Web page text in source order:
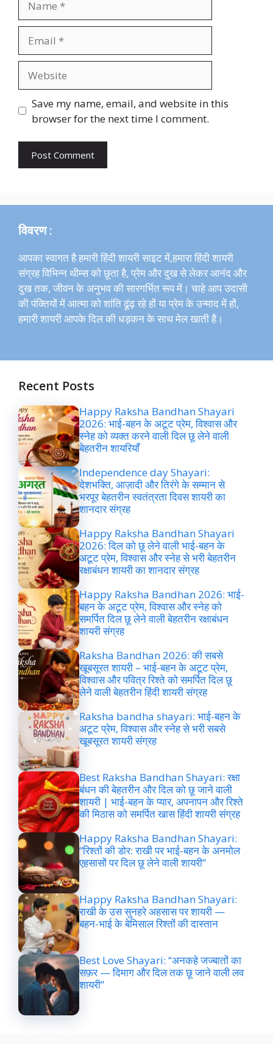
Save my name, email, and website in this
browser for the next time I comment.
विवरण :
आपका स्वागत है हमारी हिंदी शायरी साइट में,हमारा हिंदी शायरी
संग्रह विभिन्न थीम्स को छूता है, प्रेम और दुख से लेकर आनंद और
दुख तक, जीवन के अनुभव की सारगर्भित रूप में। चाहे आप उदासी
की पंक्तियों में आत्मा को शांति ढूंढ़ रहे हों या प्रेम के उन्माद में हों,
हमारी शायरी आपके दिल की धड़कन के साथ मेल खाती है।
Recent Posts
Happy Raksha Bandhan Shayari
2026: भाई-बहन के अटूट प्रेम, विश्वास और
स्नेह को व्यक्त करने वाली दिल छू लेने वाली
बेहतरीन शायरियाँ
Independence day Shayari:
देशभक्ति, आज़ादी और तिरंगे के सम्मान से
भरपूर बेहतरीन स्वतंत्रता दिवस शायरी का
शानदार संग्रह
Happy Raksha Bandhan Shayari
2026: दिल को छू लेने वाली भाई-बहन के
अटूट प्रेम, विश्वास और स्नेह से भरी बेहतरीन
रक्षाबंधन शायरी का शानदार संग्रह
Happy Raksha Bandhan 2026: भाई-
बहन के अटूट प्रेम, विश्वास और स्नेह को
समर्पित दिल छू लेने वाली बेहतरीन रक्षाबंधन
शायरी संग्रह
Raksha Bandhan 2026: की सबसे
खूबसूरत शायरी – भाई-बहन के अटूट प्रेम,
विश्वास और पवित्र रिश्ते को समर्पित दिल छू
लेने वाली बेहतरीन हिंदी शायरी संग्रह
Raksha bandha shayari: भाई-बहन के
अटूट प्रेम, विश्वास और स्नेह से भरी सबसे
खूबसूरत शायरी संग्रह
Best Raksha Bandhan Shayari: रक्षा
बंधन की बेहतरीन और दिल को छू जाने वाली
शायरी | भाई-बहन के प्यार, अपनापन और रिश्ते
की मिठास को समर्पित खास हिंदी शायरी संग्रह
Happy Raksha Bandhan Shayari:
“रिश्तों की डोर: राखी पर भाई-बहन के अनमोल
एहसासों पर दिल छू लेने वाली शायरी”
Happy Raksha Bandhan Shayari:
राखी के उस सुनहरे अहसास पर शायरी —
बहन-भाई के बेमिसाल रिश्तों की दास्तान
Best Love Shayari: “अनकहे जज्बातों का
सफ़र — दिमाग और दिल तक छू जाने वाली लव
शायरी”